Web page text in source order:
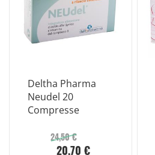
Deltha Pharma
Neudel 20
Compresse
24,50 €
20,70 €